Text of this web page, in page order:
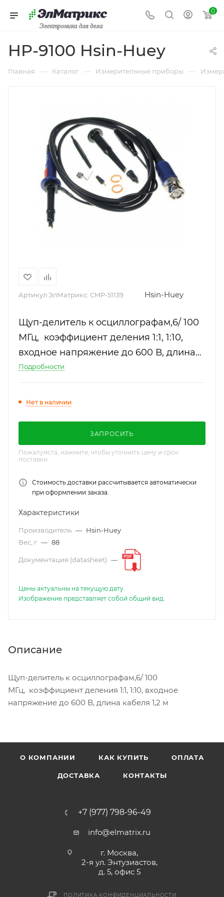
Электроника для дела
0
HP-9100 Hsin-Huey
Главная — Каталог — Измерительные приборы —
Артикул ЭлМатрикс: CMP-51139 Hsin-Huey
Щуп-делитель к осциллографам,6/ 100
МГц, коэффициент деления 1:1, 1:10,
входное напряжение до 600 В, длина
кабеля 1,2 м
Подробности
Нет в наличии
ЗАПРОСИТЬ
Пожалуйста, нажмите, чтобы уточнить цену и срок
поставки
Стоимость доставки рассчитывается автоматически
при оформлении заказа.
Характеристики
Производитель — Hsin-Huey
Вес, г — 88
Документация (datasheet) —
Цены актуальны на текущую дату.
Изображение представляет собой общий вид.
Описание
Щуп-делитель к осциллографам,6/ 100
МГц, коэффициент деления 1:1, 1:10, входное
напряжение до 600 В, длина кабеля 1,2 м
О КОМПАНИИ КАК КУПИТЬ ОПЛАТА
ДОСТАВКА КОНТАКТЫ
+7 (977) 798-96-49
info@elmatrix.ru
г. Москва,
2-я ул. Энтузиастов,
д. 5, офис 5
ПОЛИТИКА КОНФИДЕНЦИАЛЬНОСТИ